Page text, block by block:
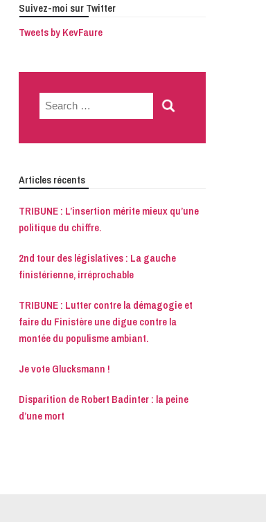
Suivez-moi sur Twitter
Tweets by KevFaure
Search
for:
Articles récents
TRIBUNE : L’insertion mérite mieux qu’une
politique du chiffre.
2nd tour des législatives : La gauche
finistérienne, irréprochable
TRIBUNE : Lutter contre la démagogie et
faire du Finistère une digue contre la
montée du populisme ambiant.
Je vote Glucksmann !
Disparition de Robert Badinter : la peine
d’une mort